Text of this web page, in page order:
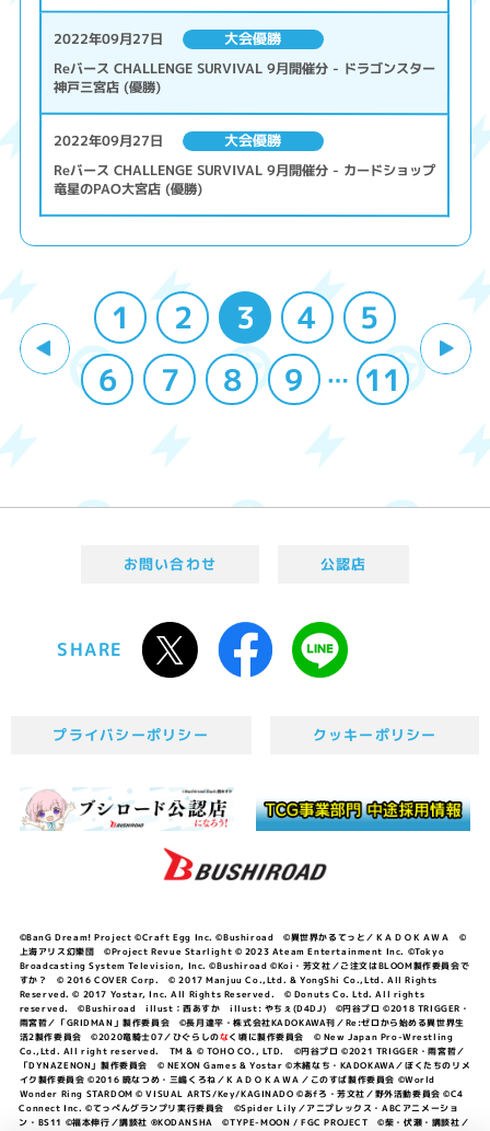
2022年09月27日 大会優勝
Reバース CHALLENGE SURVIVAL 9月開催分 - ドラゴンスター
神戸三宮店 (優勝)
2022年09月27日 大会優勝
Reバース CHALLENGE SURVIVAL 9月開催分 - カードショップ
竜星のPAO大宮店 (優勝)
1 2 3 4
5
6
7 8 9 … 11
お問い合わせ 公認店
SHARE
プライバシーポリシー クッキーポリシー
©BanG Dream! Project ©Craft Egg Inc. ©Bushiroad ©異世界かるてっと／ＫＡＤＯＫＡＷＡ ©
上海アリス幻樂団 ©Project Revue Starlight © 2023 Ateam Entertainment Inc. ©Tokyo
Broadcasting System Television, Inc. ©Bushiroad ©Koi・芳文社／ご注文はBLOOM製作委員会で
すか？ © 2016 COVER Corp. © 2017 Manjuu Co.,Ltd. & YongShi Co.,Ltd. All Rights
Reserved. © 2017 Yostar, Inc. All Rights Reserved. © Donuts Co. Ltd. All rights
reserved. ©Bushiroad illust：西あすか illust: やちぇ(D4DJ) ©円谷プロ ©2018 TRIGGER・
雨宮哲／「GRIDMAN」製作委員会 ©長月達平・株式会社KADOKAWA刊／Re:ゼロから始める異世界生
活2製作委員会 ©2020竜騎士07／ひぐらしのなく頃に製作委員会 © New Japan Pro-Wrestling
Co.,Ltd. All right reserved. TM & © TOHO CO., LTD. ©円谷プロ ©2021 TRIGGER・雨宮哲／
「DYNAZENON」製作委員会 © NEXON Games & Yostar ©木緒なち・KADOKAWA／ぼくたちのリメ
イク製作委員会 ©2016 暁なつめ・三嶋くろね／ＫＡＤＯＫＡＷＡ／このすば製作委員会 ©World
Wonder Ring STARDOM © VISUAL ARTS/Key/KAGINADO ©あfろ・芳文社／野外活動委員会 ©C4
Connect Inc. ©てっぺんグランプリ実行委員会 ©Spider Lily／アニプレックス・ABCアニメーショ
ン・BS11 ©福本伸行／講談社 ®KODANSHA ©TYPE-MOON / FGC PROJECT ©柴・伏瀬・講談社／